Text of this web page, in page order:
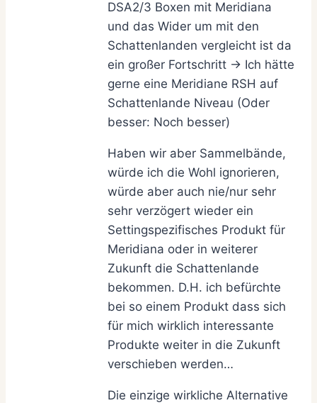
DSA2/3 Boxen mit Meridiana
und das Wider um mit den
Schattenlanden vergleicht ist da
ein großer Fortschritt -> Ich hätte
gerne eine Meridiane RSH auf
Schattenlande Niveau (Oder
besser: Noch besser)
Haben wir aber Sammelbände,
würde ich die Wohl ignorieren,
würde aber auch nie/nur sehr
sehr verzögert wieder ein
Settingspezifisches Produkt für
Meridiana oder in weiterer
Zukunft die Schattenlande
bekommen. D.H. ich befürchte
bei so einem Produkt dass sich
für mich wirklich interessante
Produkte weiter in die Zukunft
verschieben werden…
Die einzige wirkliche Alternative